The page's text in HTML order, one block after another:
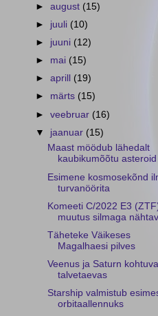
►august (15)
► juuli (10)
► juuni (12)
► mai (15)
►aprill (19)
► märts (15)
►veebruar (16)
▼ jaanuar (15)
Maast möödub lähedalt
kaubikumõõtu asteroid
Esimene kosmosekõnd
turvanöörita
Komeeti C/2022 E3
muutus silmaga
Täheteke Väikeses
Magalhaesi pilves
Veenus ja Saturn
talvetaevas
Starship valmistub
orbitaallennuks